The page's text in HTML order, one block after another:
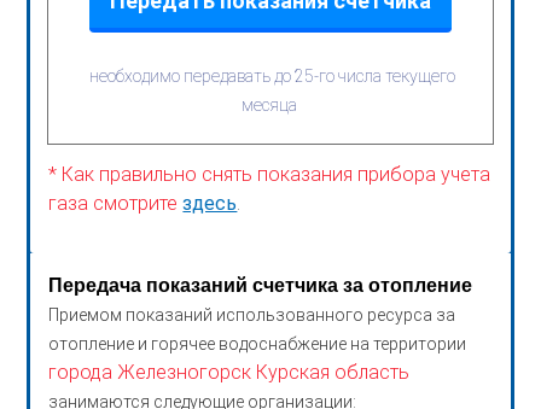
необходимо передавать до 25-го числа текущего
месяца
* Как правильно снять показания прибора учета
газа смотритездесь
Передача показаний счетчика за отопление
Приемом показаний использованного ресурса за
отопление и горячее водоснабжение на территории
города Железногорск Курская область
занимаются следующие организации: